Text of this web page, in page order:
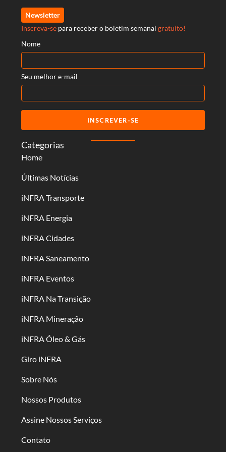
Categorias
Home
Últimas Notícias
iNFRA Transporte
iNFRA Energia
iNFRA Cidades
iNFRA Saneamento
iNFRA Eventos
iNFRA Na Transição
iNFRA Mineração
iNFRA Óleo & Gás
Giro iNFRA
Sobre Nós
Nossos Produtos
Assine Nossos Serviços
Contato
Newsletter
Inscreva-se para receber o boletim semanal gratuito!
Nome
Seu melhor e-mail
INSCREVER-SE